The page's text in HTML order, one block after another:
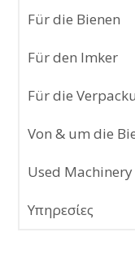
Für die Bienen
Für den Imker
Für die
Von & um die
Used Machinery
Υπηρεσίες